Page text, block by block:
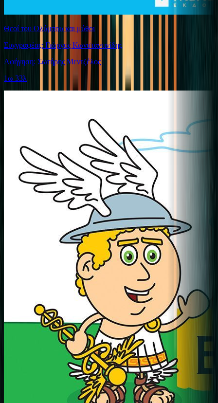
Θεοί του Ολύμπου και μύθοι
Συγγραφέας: Γιώργος Κωνσταντινίδης
Αφήγηση: Σωτήρης Μεντζέλος
1ω 33λ